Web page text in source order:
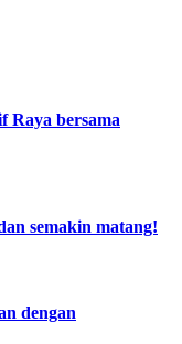
Raya bersama
semakin matang!
dengan